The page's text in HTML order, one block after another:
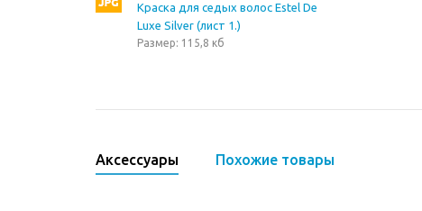
Краска для седых волос Estel De
Luxe Silver (лист 1.)
Размер: 115,8 кб
Аксессуары Похожие товары